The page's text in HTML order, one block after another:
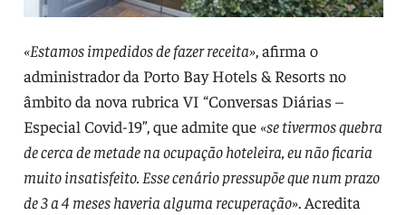
«Estamos impedidos de fazer receita», afirma o
administrador da Porto Bay Hotels & Resorts no
âmbito da nova rubrica VI “Conversas Diárias –
Especial Covid-19”, que admite que «se tivermos quebra
de cerca de metade na ocupação hoteleira, eu não ficaria
muito insatisfeito. Esse cenário pressupõe que num prazo
de 3 a 4 meses haveria alguma recuperação». Acredita